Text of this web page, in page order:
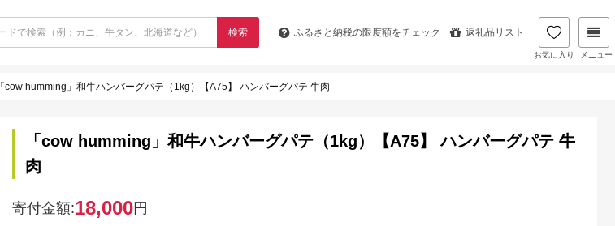
検索 ふるさと納税の限度額をチェック 返礼品リスト
お気に入り メニュー
「cow humming」和牛ハンバーグパテ（1kg）【A75】 ハンバーグパテ 牛肉
「cow humming」和牛ハンバーグパテ（1kg）【A75】 ハンバーグパテ 牛
肉
寄付金額:18,000円